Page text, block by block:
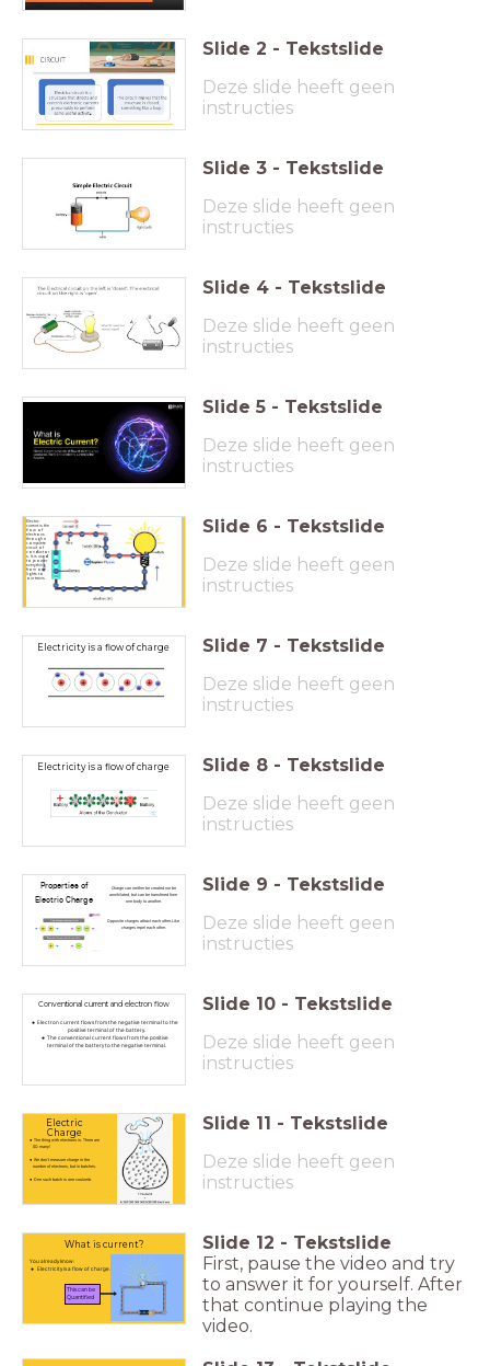
Slide 2 - Tekstslide
Deze slide heeft geen
instructies
Slide 3 - Tekstslide
Deze slide heeft geen
instructies
Slide 4 - Tekstslide
Deze slide heeft geen
instructies
Slide 5 - Tekstslide
Deze slide heeft geen
instructies
Electric
current is the
flow of
electrons
through a
complete
circuit of
conductor
s. It is used
to power
everything
from our
lights to
our trains.
Slide 6 - Tekstslide
Deze slide heeft geen
instructies
Electricity is a flow of charge Slide 7 - Tekstslide
Deze slide heeft geen
instructies
Electricity is a flow of charge Slide 8 - Tekstslide
Deze slide heeft geen
instructies
Properties of
Electric Charge
Charge can neither be created nor be
annihilated, but can be transfered from
one body to another.
Opposite charges attract each other,Like
charges repel each other.
Slide 9 - Tekstslide
Deze slide heeft geen
instructies
Conventional current and electron flow
Electron current flows from the negative terminal to the
positive terminal of the battery.
The conventional current flows from the positive
terminal of the battery to the negative terminal.
Slide 10 - Tekstslide
Deze slide heeft geen
instructies
Electric
Charge
The thing with electrons is: There are
SO many!
We don't measure charge in the
number of electrons, but in batches.
One such batch is one coulomb.
Slide 11 - Tekstslide
Deze slide heeft geen
instructies
What is current?
You already know:
Electricity is a flow of charge.
This can be
Quantified
Slide 12 - Tekstslide
First, pause the video and try
to answer it for yourself. After
that continue playing the
video.